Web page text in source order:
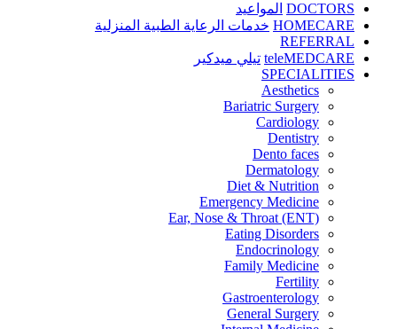
DOCTORS المواعيد
HOMECARE خدمات الرعاية الطبية المنزلية
REFERRAL
teleMEDCARE تيلي ميدكير
SPECIALITIES
Aesthetics
Bariatric Surgery
Cardiology
Dentistry
Dento faces
Dermatology
Diet & Nutrition
Emergency Medicine
Ear, Nose & Throat (ENT)
Eating Disorders
Endocrinology
Family Medicine
Fertility
Gastroenterology
General Surgery